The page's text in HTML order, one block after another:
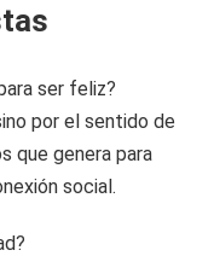
ser feliz?
por el sentido de
que genera para
social.